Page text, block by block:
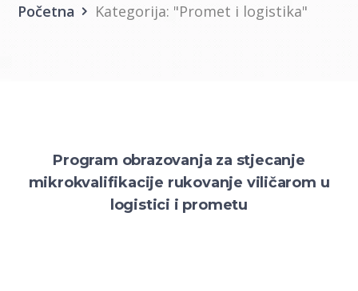
Početna Kategorija: "Promet i logistika"
Program obrazovanja za stjecanje
mikrokvalifikacije rukovanje viličarom u
logistici i prometu